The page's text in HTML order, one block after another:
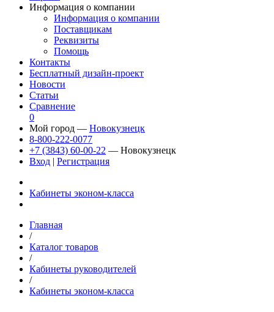
Информация о компании
Информация о компании
Поставщикам
Реквизиты
Помощь
Контакты
Бесплатный дизайн-проект
Новости
Статьи
Сравнение
0
Мой город — Новокузнецк
8-800-222-0077
+7 (3843) 60-00-22 — Новокузнецк
Вход | Регистрация
Кабинеты эконом-класса
Главная
/
Каталог товаров
/
Кабинеты руководителей
/
Кабинеты эконом-класса